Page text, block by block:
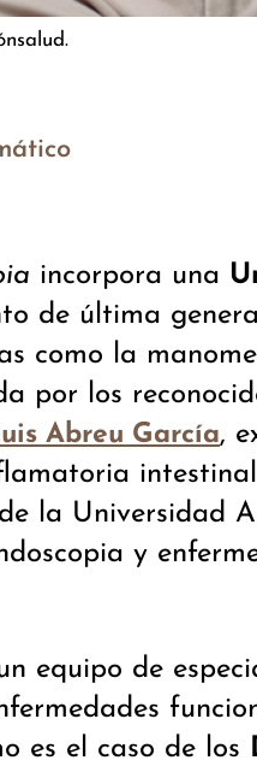
incorpora una
de última
como la
por los
Abreu García,
la Universidad
y
equipo de
es el caso de los